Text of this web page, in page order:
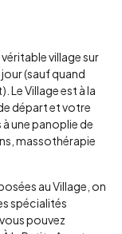
village sur
(sauf quand
Le Village est à la
départ et votre
une panoplie de
massothérapie
au Village, on
spécialités
pouvez